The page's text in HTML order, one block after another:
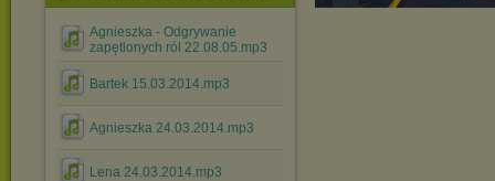
Agnieszka - Odgrywanie
zapętlonych ról 22.08.05.mp3
Bartek 15.03.2014.mp3
Agnieszka 24.03.2014.mp3
Lena 24.03.2014.mp3